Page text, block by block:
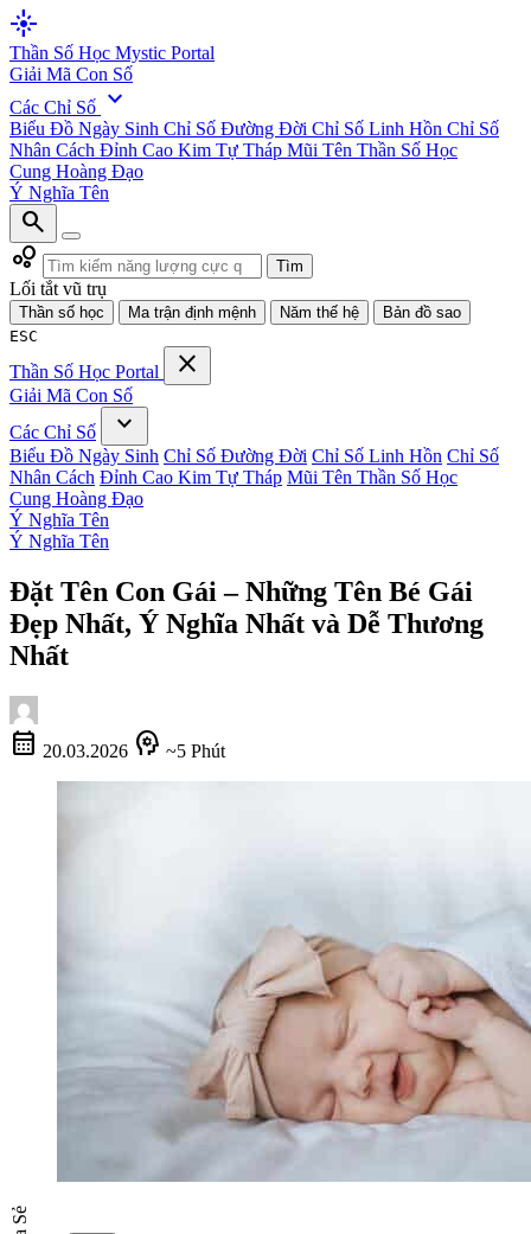
flare
Thần Số Học Mystic Portal
Giải Mã Con Số
Các Chỉ Số expand_more
Biểu Đồ Ngày Sinh Chỉ Số Đường Đời Chỉ Số Linh Hồn Chỉ Số
Nhân Cách Đỉnh Cao Kim Tự Tháp Mũi Tên Thần Số Học
Cung Hoàng Đạo
Ý Nghĩa Tên
search
bubble_chart
Tìm
Lối tắt vũ trụ
Thần số học Ma trận định mệnh Năm thế hệ
Bản đồ sao
ESC
Thần Số Học Portal close
Giải Mã Con Số
Các Chỉ Số
expand_more
Biểu Đồ Ngày Sinh Chỉ Số Đường Đời Chỉ Số Linh Hồn Chỉ Số
Nhân Cách Đỉnh Cao Kim Tự Tháp Mũi Tên Thần Số Học
Cung Hoàng Đạo
Ý Nghĩa Tên
Ý Nghĩa Tên
Đặt Tên Con Gái – Những Tên Bé Gái
Đẹp Nhất, Ý Nghĩa Nhất và Dễ Thương
Nhất
calendar_month 20.03.2026 psychology ~5 Phút